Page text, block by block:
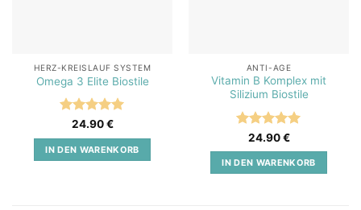
HERZ-KREISLAUF SYSTEM
Omega 3 Elite Biostile
Bewertet
mit5von
5
24.90€
IN DEN WARENKORB
ANTI-AGE
Vitamin B Komplex mit
Silizium Biostile
Bewertet
mit5von
5
24.90€
IN DEN WARENKORB